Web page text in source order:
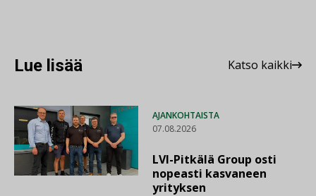
Lue lisää Katso kaikki
AJANKOHTAISTA
07.08.2026
LVI-Pitkälä Group osti
nopeasti kasvaneen
yrityksen